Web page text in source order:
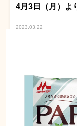
4月3日（月）よ
2023.03.22